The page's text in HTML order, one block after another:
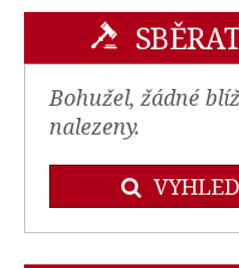
Bohužel, žádné
nalezeny.